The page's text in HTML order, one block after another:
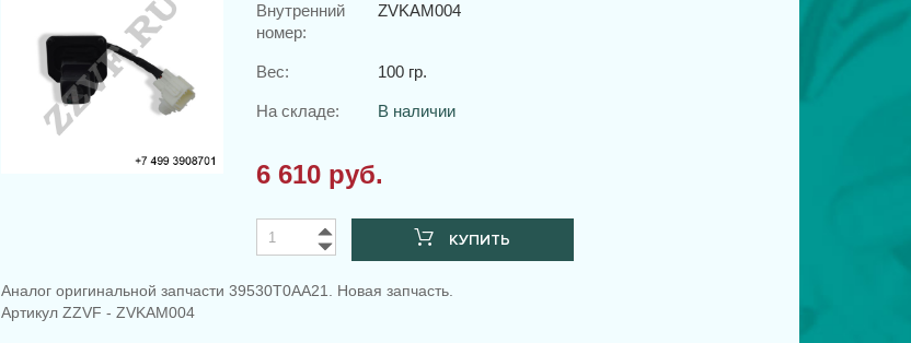
Внутренний
номер:
ZVKAM004
Вес: 100 гр.
На складе: В наличии
6 610 руб.
КУПИТЬ
Аналог оригинальной запчасти 39530T0AA21. Новая запчасть.
Артикул ZZVF - ZVKAM004